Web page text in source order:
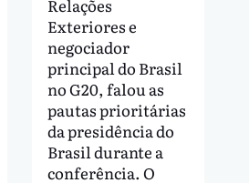
Relações
Exteriores e
negociador
principal do Brasil
no G20, falou as
pautas prioritárias
da presidência do
Brasil durante a
conferência. O